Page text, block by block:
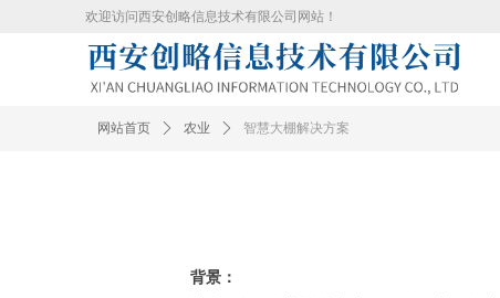
欢迎访问西安创略信息技术有限公司网站！
背景：
网站首页 ꄲ 农业 ꄲ 智慧大棚解决方案